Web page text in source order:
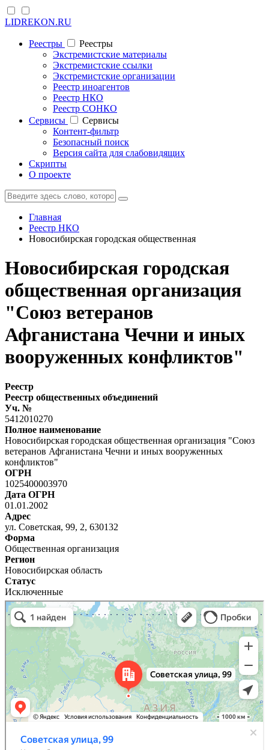
LIDREKON.RU
Реестры
Реестры
Экстремистские материалы
Экстремистские ссылки
Экстремистские организации
Реестр иноагентов
Реестр НКО
Реестр СОНКО
Cервисы
Cервисы
Контент-фильтр
Безопасный поиск
Версия сайта для слабовидящих
Скрипты
О проекте
Главная
Реестр НКО
Новосибирская городская общественная
Новосибирская городская
общественная организация
"Союз ветеранов
Афганистана Чечни и иных
вооруженных конфликтов"
Реестр
Реестр общественных объединений
Уч. №
5412010270
Полное наименование
Новосибирская городская общественная организация "Союз
ветеранов Афганистана Чечни и иных вооруженных
конфликтов"
ОГРН
1025400003970
Дата ОГРН
01.01.2002
Адрес
ул. Советская, 99, 2, 630132
Форма
Общественная организация
Регион
Новосибирская область
Статус
Исключенные